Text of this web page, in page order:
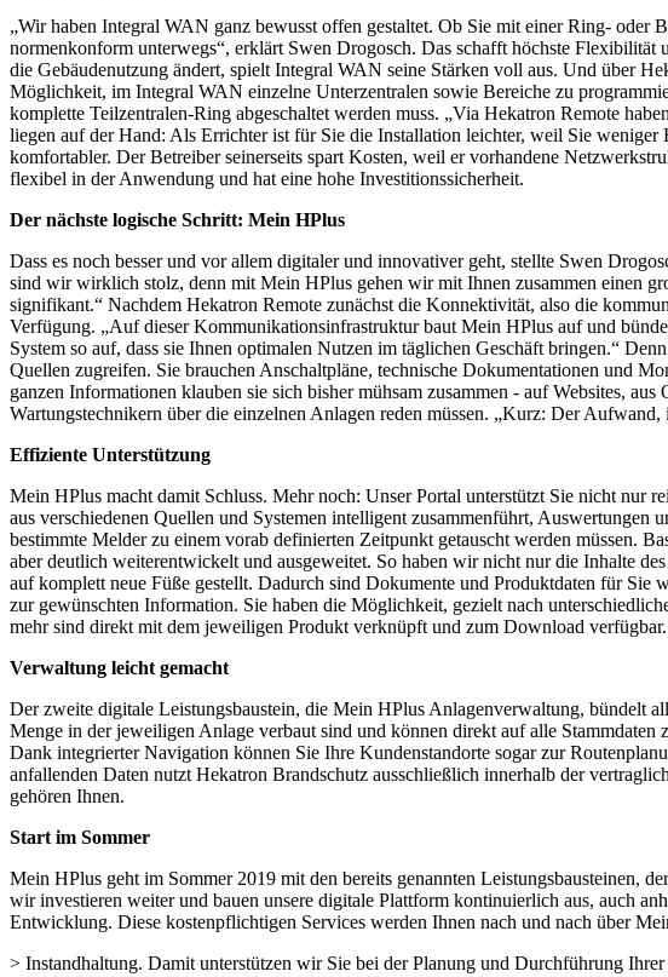
„Wir haben Integral WAN ganz bewusst offen gestaltet. Ob Sie mit einer Ring- oder
normenkonform unterwegs“, erklärt Swen Drogosch. Das schafft höchste
die Gebäudenutzung ändert, spielt Integral WAN seine Stärken voll aus. Und über
Möglichkeit, im Integral WAN einzelne Unterzentralen sowie Bereiche zu
komplette Teilzentralen-Ring abgeschaltet werden muss. „Via Hekatron Remote
liegen auf der Hand: Als Errichter ist für Sie die Installation leichter, weil Sie
komfortabler. Der Betreiber seinerseits spart Kosten, weil er vorhandene
flexibel in der Anwendung und hat eine hohe Investitionssicherheit.
Der nächste logische Schritt: Mein HPlus
Dass es noch besser und vor allem digitaler und innovativer geht, stellte Swen
sind wir wirklich stolz, denn mit Mein HPlus gehen wir mit Ihnen zusammen einen
signifikant.“ Nachdem Hekatron Remote zunächst die Konnektivität, also die
Verfügung. „Auf dieser Kommunikationsinfrastruktur baut Mein HPlus auf und
System so auf, dass sie Ihnen optimalen Nutzen im täglichen Geschäft bringen.“
Quellen zugreifen. Sie brauchen Anschaltpläne, technische Dokumentationen und
ganzen Informationen klauben sie sich bisher mühsam zusammen - auf Websites,
Wartungstechnikern über die einzelnen Anlagen reden müssen. „Kurz: Der
Effiziente Unterstützung
Mein HPlus macht damit Schluss. Mehr noch: Unser Portal unterstützt Sie nicht nur
aus verschiedenen Quellen und Systemen intelligent zusammenführt,
bestimmte Melder zu einem vorab definierten Zeitpunkt getauscht werden müssen.
aber deutlich weiterentwickelt und ausgeweitet. So haben wir nicht nur die Inhalte
auf komplett neue Füße gestellt. Dadurch sind Dokumente und Produktdaten für Sie
zur gewünschten Information. Sie haben die Möglichkeit, gezielt nach
mehr sind direkt mit dem jeweiligen Produkt verknüpft und zum Download
Verwaltung leicht gemacht
Der zweite digitale Leistungsbaustein, die Mein HPlus Anlagenverwaltung, bündelt
Menge in der jeweiligen Anlage verbaut sind und können direkt auf alle
Dank integrierter Navigation können Sie Ihre Kundenstandorte sogar zur
anfallenden Daten nutzt Hekatron Brandschutz ausschließlich innerhalb der
gehören Ihnen.
Start im Sommer
Mein HPlus geht im Sommer 2019 mit den bereits genannten Leistungsbausteinen,
wir investieren weiter und bauen unsere digitale Plattform kontinuierlich aus, auch
Entwicklung. Diese kostenpflichtigen Services werden Ihnen nach und nach über
> Instandhaltung. Damit unterstützen wir Sie bei der Planung und Durchführung Ihrer